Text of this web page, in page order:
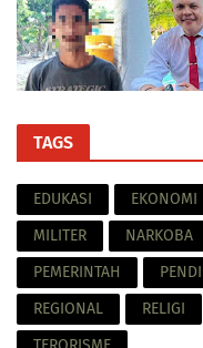
TAGS
EDUKASI EKONOMI
MILITER
NARKOBA
PEMERINTAH
REGIONAL
RELIGI